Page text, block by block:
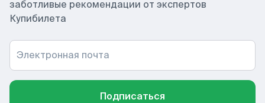
заботливые рекомендации от экспертов
Купибилета
Электронная почта
Подписаться